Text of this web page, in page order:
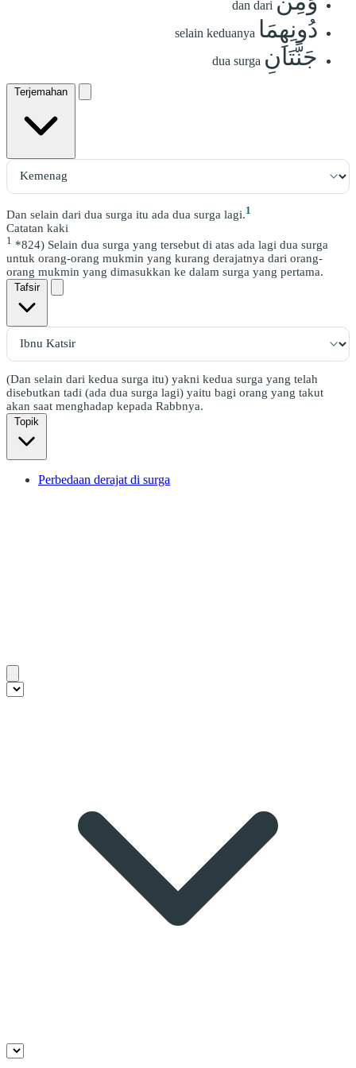
dan dari
دُونِهِمَا selain keduanya
جَنَّتَانِ dua surga
Terjemahan
Dan selain dari dua surga itu ada dua surga lagi.1
Catatan kaki
1 *824) Selain dua surga yang tersebut di atas ada lagi dua surga
untuk orang-orang mukmin yang kurang derajatnya dari orang-
orang mukmin yang dimasukkan ke dalam surga yang pertama.
Tafsir
(Dan selain dari kedua surga itu) yakni kedua surga yang telah
disebutkan tadi (ada dua surga lagi) yaitu bagi orang yang takut
akan saat menghadap kepada Rabbnya.
Topik
Perbedaan derajat di surga